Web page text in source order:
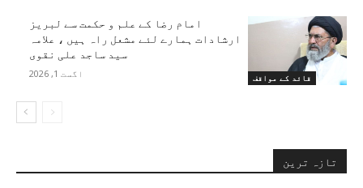
قائد کے مواقف
امام رضا کے علم و حکمت سے لبریز
ارشادات ہمارے لئے مشعل راہ ہیں ، علامہ
سید ساجد علی نقوی
اگست 1, 2026
تازہ ترین